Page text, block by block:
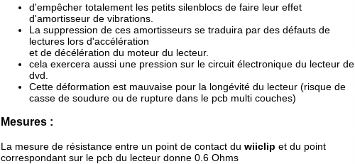
d'empêcher totalement les petits silenblocs de faire leur effet
d'amortisseur de vibrations.
La suppression de ces amortisseurs se traduira par des défauts de
lectures lors d'accélération
et de décélération du moteur du lecteur.
cela exercera aussi une pression sur le circuit électronique du lecteur de
dvd.
Cette déformation est mauvaise pour la longévité du lecteur (risque de
casse de soudure ou de rupture dans le pcb multi couches)
Mesures :
La mesure de résistance entre un point de contact du wiiclip et du point
correspondant sur le pcb du lecteur donne 0.6 Ohms